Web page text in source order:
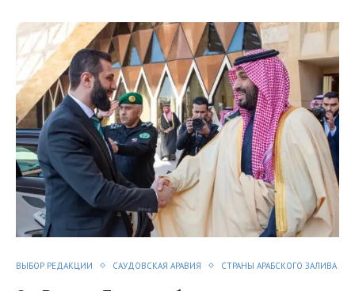
ВЫБОР РЕДАКЦИИ САУДОВСКАЯ АРАВИЯ СТРАНЫ АРАБСКОГО ЗАЛИВА